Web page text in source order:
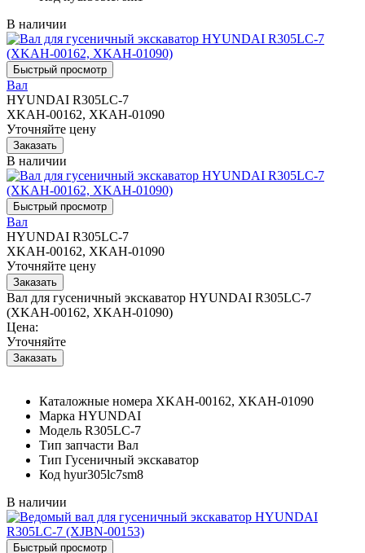
В наличии
Вал
HYUNDAI R305LC-7
XKAH-00162, XKAH-01090
Уточняйте цену
В наличии
Вал
HYUNDAI R305LC-7
XKAH-00162, XKAH-01090
Уточняйте цену
Вал для гусеничный экскаватор HYUNDAI R305LC-7
(XKAH-00162, XKAH-01090)
Цена:
Уточняйте
Каталожные номера XKAH-00162, XKAH-01090
Марка HYUNDAI
Модель R305LC-7
Тип запчасти Вал
Тип Гусеничный экскаватор
Код hyur305lc7sm8
В наличии